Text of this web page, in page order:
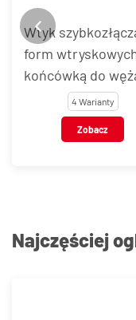
Wtyk
form
końcówką do
bez zaworu, DYROS
seria 6
4 Warianty
Zobacz
Najczęściej